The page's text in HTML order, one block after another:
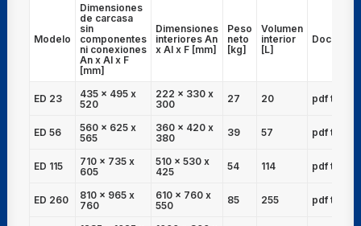
Modelo
Dimensiones
de carcasa
sin
componentes
ni conexiones
An x Al x F
[mm]
Dimensiones
interiores An
x Al x F [mm]
Peso
neto
[kg]
Volumen
interior
[L]
ED 23
435 x 495 x
520
222 x 330 x
300
27 20 pdf
ED 56
560 x 625 x
565
360 x 420 x
380
39 57 pdf
ED 115
710 x 735 x
605
510 x 530 x
425
54 114 pdf
ED 260
810 x 965 x
760
610 x 760 x
550
85 255 pdf